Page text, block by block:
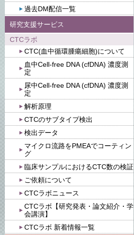
過去DM配信一覧
研究支援サービス
CTCラボ
CTC(血中循環腫瘍細胞)について
血中Cell-free DNA (cfDNA) 濃度測
定
尿中Cell-free DNA (cfDNA) 濃度測
定
解析原理
CTCのサブタイプ検出
検出データ
マイクロ流路をPMEAでコーティン
グ
臨床サンプルにおけるCTC数の検証
ご依頼について
CTCラボニュース
CTCラボ【研究発表・論文紹介・学
会講演】
CTCラボ 新着情報一覧